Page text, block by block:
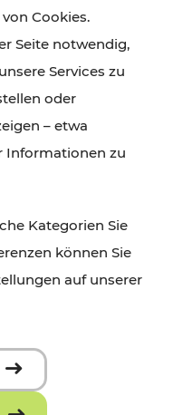
Cookies.
Seite notwendig,
Services zu
oder
– etwa
Informationen zu
Kategorien Sie
können Sie
auf unserer